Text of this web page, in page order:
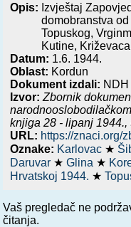
Opis: Izvještaj
domobranstva
Topuskog,
Kutine,
Datum: 1.6. 1944.
Oblast: Kordun
Dokument izdali: NDH
Izvor: Zbornik
knjiga 28 - lipanj 1944.,
URL: https://znaci.org/
Oznake: Karlovac ★
Daruvar ★Glina ★
Hrvatskoj 1944. ★
Vaš pregledač ne
čitanja.